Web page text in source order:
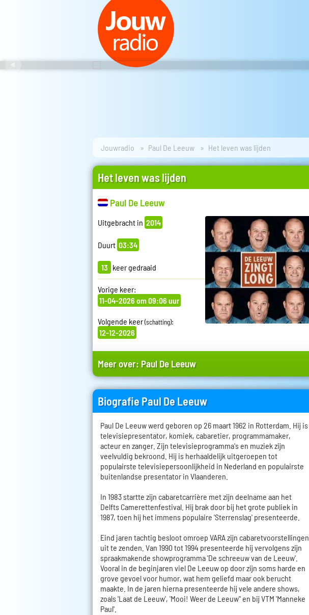
Jouwradio Paul De Leeuw Het leven was lijden
Het leven was lijden
Paul De Leeuw
Uitgebracht in 2014
Duurt 03:34
13 keer gedraaid
Vorige keer:
11-04-2026 om 09:06 uur
Volgende keer(schatting):
12-12-2026
Meer over: Paul De Leeuw
Biografie Paul De Leeuw
Paul De Leeuw werd geboren op 26 maart 1962 in Rotterdam. Hij is
televisiepresentator, komiek, cabaretier, programmamaker,
acteur en zanger. Zijn televisieprogramma's en muziek zijn
veelvuldig bekroond. Hij is herhaaldelijk uitgeroepen tot
populairste televisiepersoonlijkheid in Nederland en populairste
buitenlandse presentator in Vlaanderen.
In 1983 startte zijn cabaretcarrière met zijn deelname aan het
Delfts Camerettenfestival. Hij brak door bij het grote publiek in
1987, toen hij het immens populaire 'Sterrenslag' presenteerde.
Eind jaren tachtig besloot omroep VARA zijn cabaretvoorstellingen
uit te zenden. Van 1990 tot 1994 presenteerde hij vervolgens zijn
spraakmakende showprogramma 'De schreeuw van de Leeuw'.
Vooral in de beginjaren viel De Leeuw op door zijn soms harde en
grove gevoel voor humor, wat hem geliefd maar ook berucht
maakte. In de jaren hierna presenteerde hij vele andere shows,
zoals 'Laat de Leeuw', 'Mooi! Weer de Leeuw'' en bij VTM 'Manneke
Paul'.